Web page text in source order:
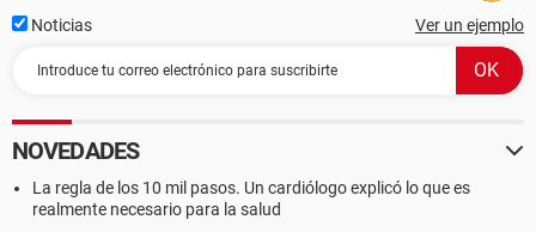
Noticias Ver un ejemplo
NOVEDADES
La regla de los 10 mil pasos. Un cardiólogo explicó lo que es
realmente necesario para la salud